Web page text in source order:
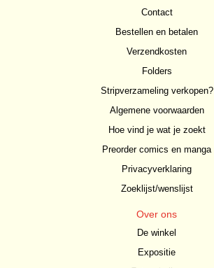
Contact
Bestellen en betalen
Verzendkosten
Folders
Stripverzameling verkopen?
Algemene voorwaarden
Hoe vind je wat je zoekt
Preorder comics en manga
Privacyverklaring
Zoeklijst/wenslijst
Over ons
De winkel
Expositie